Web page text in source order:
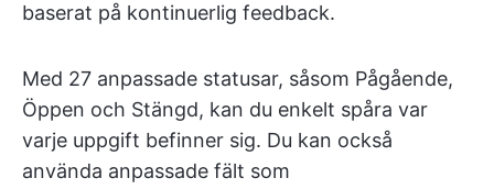
baserat på kontinuerlig feedback.
Med 27 anpassade statusar, såsom Pågående,
Öppen och Stängd, kan du enkelt spåra var
varje uppgift befinner sig. Du kan också
använda anpassade fält som